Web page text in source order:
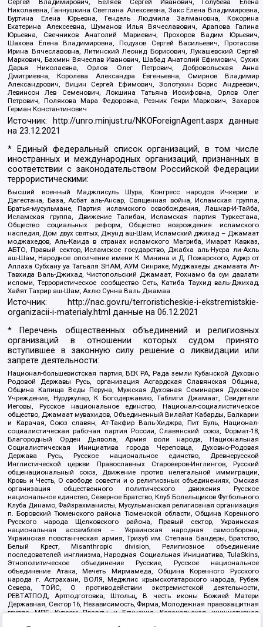
Сергей Владимирович, Беляев Сергей Иванович, Голубева Елена
Николаевна, Ганнушкина Светлана Алексеевна, Закс Елена Владимировна,
Буртина Елена Юрьевна, Гендель Людмила Залмановна, Кокорина
Екатерина Алексеевна, Шуманов Илья Вячеславович, Арапова Галина
Юрьевна, Свечников Анатолий Мариевич, Прохоров Вадим Юрьевич,
Шахова Елена Владимировна, Подузов Сергей Васильевич, Протасова
Ирина Вячеславовна, Литинский Леонид Борисович, Лукашевский Сергей
Маркович, Бахмин Вячеслав Иванович, Шабад Анатолий Ефимович, Сухих
Дарья Николаевна, Орлов Олег Петрович, Добровольская Анна
Дмитриевна, Королева Александра Евгеньевна, Смирнов Владимир
Александрович, Вицин Сергей Ефимович, Золотухин Борис Андреевич,
Левинсон Лев Семенович, Локшина Татьяна Иосифовна, Орлов Олег
Петрович, Полякова Мара Федоровна, Резник Генри Маркович, Захаров
Герман Константинович
Источник: http://unro.minjust.ru/NKOForeignAgent.aspxданные
на23.12.2021
* Единый федеральный список организаций, в том числе
иностранных и международных организаций, признанных в
соответствии с законодательством Российской Федерации
террористическими:
Высший военный Маджлисуль Шура, Конгресс народов Ичкерии и
Дагестана, База, Асбат аль-Ансар, Священная война, Исламская группа,
Братья-мусульмане, Партия исламского освобождения, Лашкар-И-Тайба,
Исламская группа, Движение Талибан, Исламская партия Туркестана,
Общество социальных реформ, Общество возрождения исламского
наследия, Дом двух святых, Джунд аш-Шам, Исламский джихад – Джамаат
моджахедов, Аль-Каида в странах исламского Магриба, Имарат Кавказ,
АБТО, Правый сектор, Исламское государство, Джабха аль-Нусра ли-Ахль
аш-Шам, Народное ополчение имени К. Минина и Д. Пожарского, Аджр от
Аллаха Субхану уа Тагьаля SHAM, АУМ Синрике, Муджахеды джамаата Ат-
Тавхида Валь-Джихад, Чистопольский Джамаат, Рохнамо ба суи давлати
исломи, Террористическое сообщество Сеть, Катиба Таухид валь-Джихад,
Хайят Тахрир аш-Шам, Ахлю Сунна Валь Джамаа
Источник:
http://nac.gov.ru/terroristicheskie-i-ekstremistskie-
organizacii-i-materialy.html данные на06.12.2021
* Перечень общественных объединений и религиозных
организаций в отношении которых судом принято
вступившее в законную силу решение о ликвидации или
запрете деятельности:
Национал-большевистская партия, ВЕК РА, Рада земли Кубанской Духовно
Родовой Державы Русь, организация Асгардская Славянская Община,
Община Капища Веды Перуна, Мужская Духовная Семинария Духовное
Учреждение, Нурджулар, К Богодержавию, Таблиги Джамаат, Свидетели
Иеговы, Русское национальное единство, Национал-социалистическое
общество, Джамаат мувахидов, Объединенный Вилайат Кабарды, Балкарии
и Карачая, Союз славян, Ат-Такфир Валь-Хиджра, Пит Буль, Национал-
социалистическая рабочая партия России, Славянский союз, Формат-18,
Благородный Орден Дьявола, Армия воли народа, Национальная
Социалистическая Инициатива города Череповца, Духовно-Родовая
Держава Русь, Русское национальное единство, Древнерусской
Инглистической церкви Православных Староверов-Инглингов, Русский
общенациональный союз, Движение против нелегальной иммиграции,
Кровь и Честь, О свободе совести и о религиозных объединениях, Омская
организация общественного политического движения Русское
национальное единство, Северное Братство, Клуб Болельщиков Футбольного
Клуба Динамо, Файзрахманисты, Мусульманская религиозная организация
п. Боровский Тюменского района Тюменской области, Община Коренного
Русского народа Щелковского района, Правый сектор, Украинская
национальная ассамблея – Украинская народная самооборона,
Украинская повстанческая армия, Тризуб им. Степана Бандеры, Братство,
Белый Крест, Misanthropic division, Религиозное объединение
последователей инглиизма, Народная Социальная Инициатива, TulaSkins,
Этнополитическое объединение Русские, Русское национальное
объединение Атака, Мечеть Мирмамеда, Община Коренного Русского
народа г. Астрахани, ВОЛЯ, Меджлис крымскотатарского народа, Рубеж
Севера, ТОЙС, О противодействии экстремистской деятельности,
РЕВТАТПОД, Артподготовка, Штольц, В честь иконы Божией Матери
Державная, Сектор 16, Независимость, Фирма, Молодежная правозащитная
группа МПГ, Курсом Правды и Единения, Каракольская инициативная